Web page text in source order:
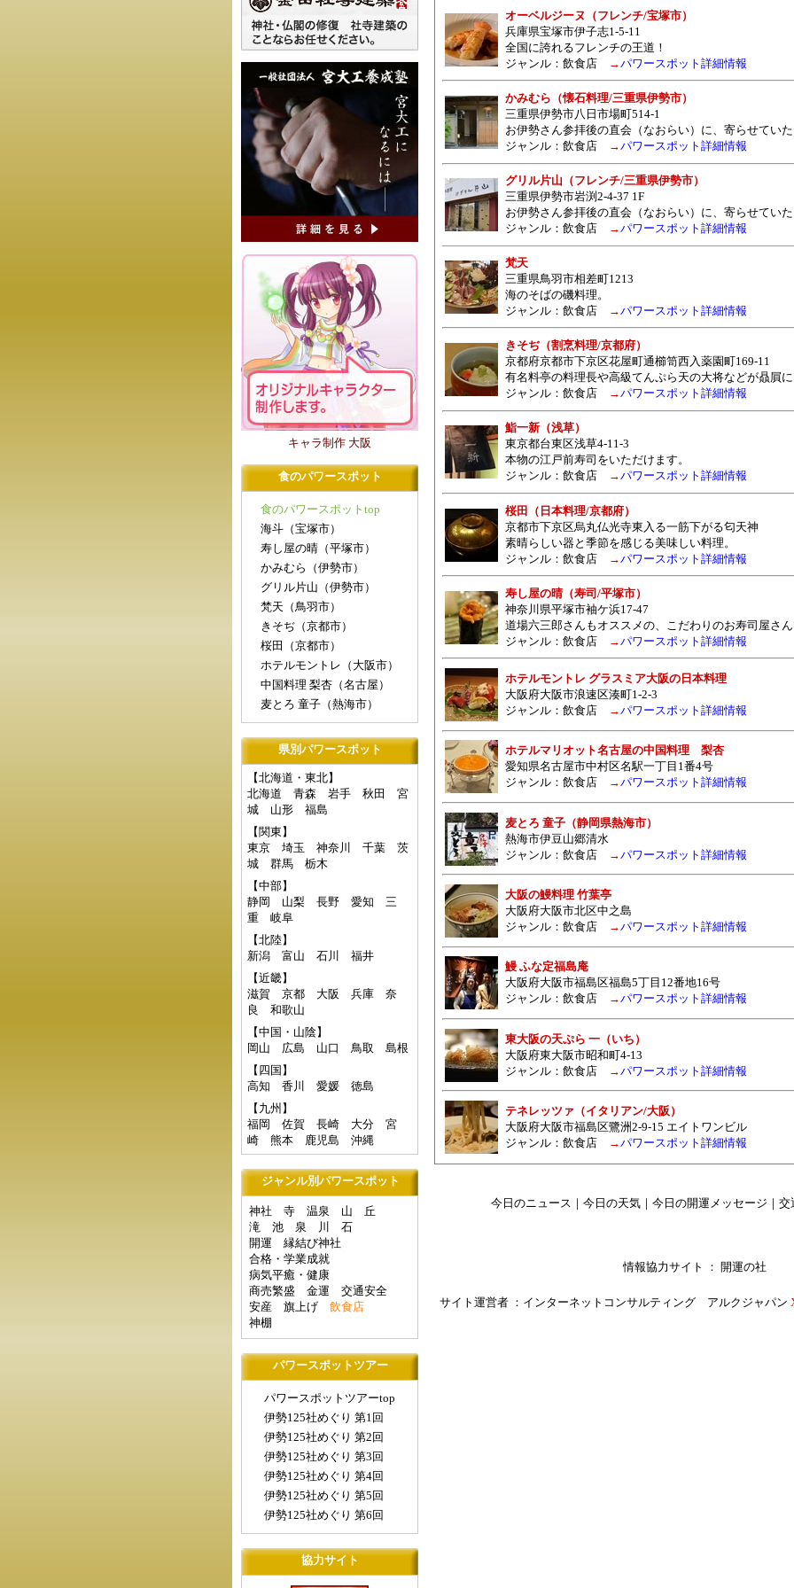
キャラ制作 大阪
食のパワースポット
食のパワースポットtop
海斗（宝塚市）
寿し屋の晴（平塚市）
かみむら（伊勢市）
グリル片山（伊勢市）
梵天（鳥羽市）
きそぢ（京都市）
桜田（京都市）
ホテルモントレ（大阪市）
中国料理 梨杏（名古屋）
麦とろ 童子（熱海市）
県別パワースポット
【北海道・東北】
北海道
青森 岩手 秋田
宮
城
山形
福島
【関東】
東京
埼玉 神奈川 千葉
茨
城
群馬
栃木
【中部】
静岡
山梨 長野 愛知
三
重
岐阜
【北陸】
新潟
富山 石川
福井
【近畿】
滋賀
京都 大阪 兵庫
奈
良
和歌山
【中国・山陰】
岡山
広島 山口 鳥取
島根
【四国】
高知
香川 愛媛
徳島
【九州】
福岡
佐賀 長崎 大分
宮
崎
熊本 鹿児島 沖縄
ジャンル別パワースポット
神社 寺 温泉 山
丘
滝
池 泉 川
石
開運
縁結び神社
合格・学業成就
病気平癒・健康
商売繁盛
金運
交通安全
安産
旗上げ
飲食店
神棚
パワースポットツアー
パワースポットツアーtop
伊勢125社めぐり 第1回
伊勢125社めぐり 第2回
伊勢125社めぐり 第3回
伊勢125社めぐり 第4回
伊勢125社めぐり 第5回
伊勢125社めぐり 第6回
協力サイト
オーベルジーヌ（フレンチ/宝塚市）
兵庫県宝塚市伊子志1-5-11
全国に誇れるフレンチの王道！
ジャンル： 飲食店→パワースポット詳細情報
かみむら（懐石料理/三重県伊勢市）
三重県伊勢市八日市場町514-1
お伊勢さん参拝後の直会（なおらい）に、寄らせてい
ジャンル： 飲食店→パワースポット詳細情報
グリル片山（フレンチ/三重県伊勢市）
三重県伊勢市岩渕2-4-37 1F
お伊勢さん参拝後の直会（なおらい）に、寄らせてい
ジャンル： 飲食店→パワースポット詳細情報
梵天
三重県鳥羽市相差町1213
海のそばの磯料理。
ジャンル： 飲食店→パワースポット詳細情報
きそぢ（割烹料理/京都府）
京都府京都市下京区花屋町通櫛笥西入薬園町169-11
有名料亭の料理長や高級てんぷら天の大将などが贔屓
ジャンル： 飲食店→パワースポット詳細情報
鮨一新（浅草）
東京都台東区浅草4-11-3
本物の江戸前寿司をいただけます。
ジャンル： 飲食店→パワースポット詳細情報
桜田（日本料理/京都府）
京都市下京区烏丸仏光寺東入る一筋下がる匂天神
素晴らしい器と季節を感じる美味しい料理。
ジャンル： 飲食店→パワースポット詳細情報
寿し屋の晴（寿司/平塚市）
神奈川県平塚市袖ケ浜17-47
道場六三郎さんもオススメの、こだわりのお寿司屋さ
ジャンル： 飲食店→パワースポット詳細情報
ホテルモントレ グラスミア大阪の日本料理
大阪府大阪市浪速区湊町1-2-3
ジャンル： 飲食店→パワースポット詳細情報
ホテルマリオット名古屋の中国料理 梨杏
愛知県名古屋市中村区名駅一丁目1番4号
ジャンル： 飲食店→パワースポット詳細情報
麦とろ 童子（静岡県熱海市）
熱海市伊豆山郷清水
ジャンル： 飲食店→パワースポット詳細情報
大阪の鰻料理 竹葉亭
大阪府大阪市北区中之島
ジャンル： 飲食店→パワースポット詳細情報
鰻 ふな定福島庵
大阪府大阪市福島区福島5丁目12番地16号
ジャンル： 飲食店→パワースポット詳細情報
東大阪の天ぷら 一（いち）
大阪府東大阪市昭和町4-13
ジャンル： 飲食店→パワースポット詳細情報
テネレッツァ（イタリアン/大阪）
大阪府大阪市福島区鷺洲2-9-15 エイトワンビル
ジャンル： 飲食店→パワースポット詳細情報
今日のニュース ｜ 今日の天気｜ 今日の開運メッセージ ｜ 交
情報協力サイト ： 開運の社
サイト運営者 ： インターネットコンサルティング アルクジャパン